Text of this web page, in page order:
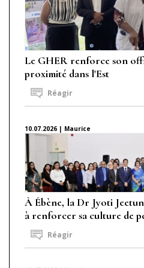
Le GHER renforce son
proximité dans l'Est
Réagir
10.07.2026 | Maurice
À Ébène, la Dr Jyoti
à renforcer sa culture de
Réagir